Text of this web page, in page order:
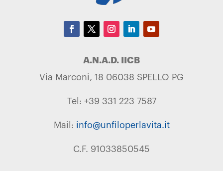
A.N.A.D. IICB
Via Marconi, 18 06038 SPELLO PG
Tel: +39 331 223 7587
Mail: info@unfiloperlavita.it
C.F. 91033850545